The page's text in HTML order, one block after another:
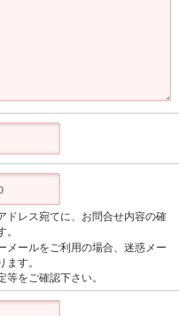
ドレス宛てに、お問合せ内容の確
メールをご利用の場合、迷惑メー
す。
をご確認下さい。